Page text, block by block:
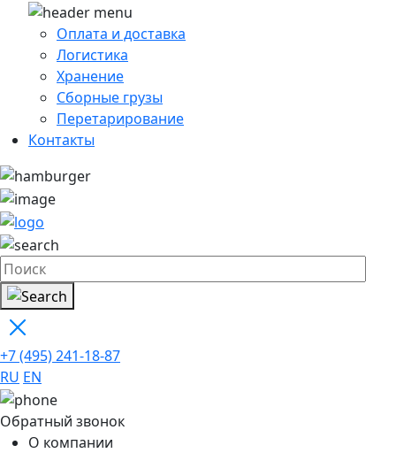
Оплата и доставка
Логистика
Хранение
Сборные грузы
Перетарирование
Контакты
+7 (495) 241-18-87
RU EN
Обратный звонок
О компании